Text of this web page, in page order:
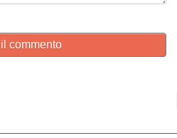
il commento